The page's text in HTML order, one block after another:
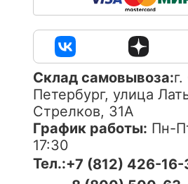
Cклад самовывоза:
Петербург, улица
Стрелков, 31А
График работы: Пн-
17:30
Тел.:+7 (812) 426-16-